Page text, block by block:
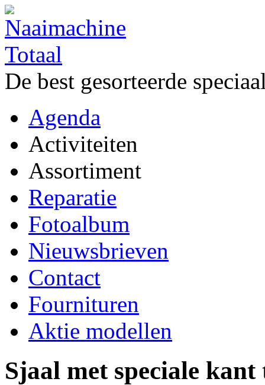
De best gesorteerde
Agenda
Activiteiten
Assortiment
Reparatie
Fotoalbum
Nieuwsbrieven
Contact
Fournituren
Aktie modellen
Sjaal met speciale